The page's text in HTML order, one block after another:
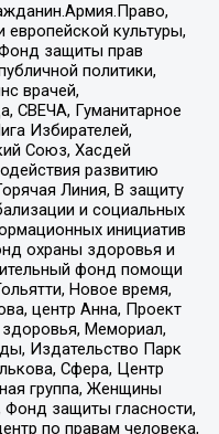
культуры,
защиты прав
политики,
врачей,
Гуманитарное
Избирателей,
Союз, Хасдей
развитию
Линия, В защиту
и социальных
инициатив
охраны здоровья и
фонд помощи
Новое время,
центр Анна, Проект
Мемориал,
Издательство Парк
Сфера, Центр
группа, Женщины
Фонд защиты гласности,
по правам человека,